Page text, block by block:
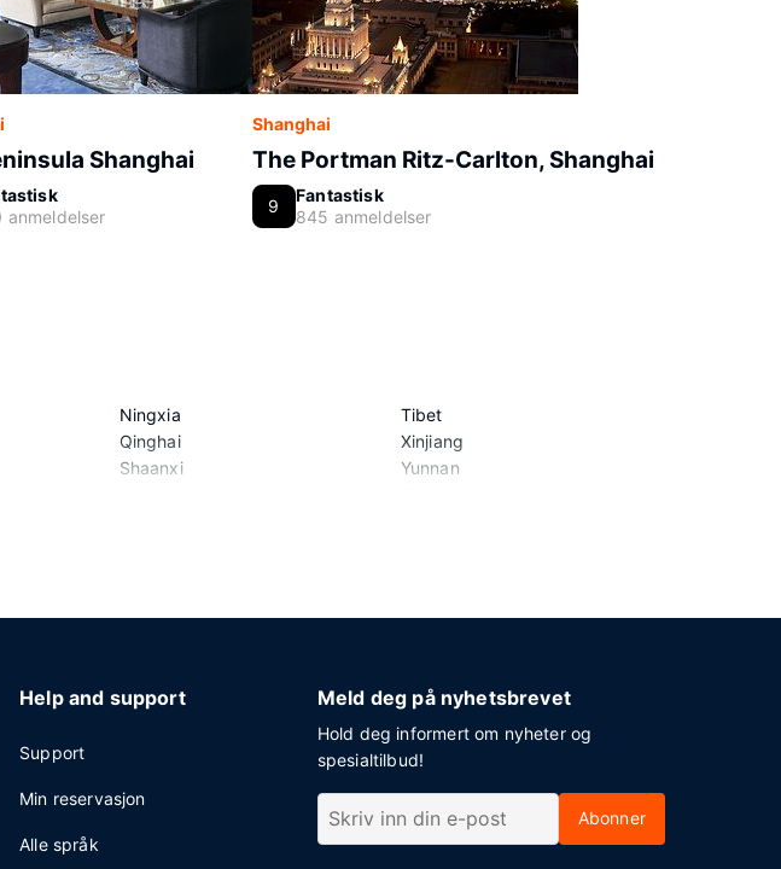
Shanghai
anmeldelser
Shanghai
The Portman Ritz-Carlton, Shanghai
9
Fantastisk
845 anmeldelser
Ningxia
Qinghai
Shaanxi
Tibet
Xinjiang
Yunnan
Help and support
Support
Min reservasjon
Alle språk
Meld deg på nyhetsbrevet
Hold deg informert om nyheter og
spesialtilbud!
Abonner